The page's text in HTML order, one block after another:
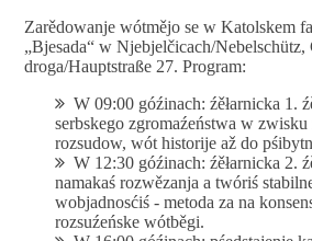
Zarědowanje wótmějo se w Katolskem
„Bjesada“ w Njebjelčicach/Nebelschütz,
droga/Hauptstraße 27. Program:
W 09:00 góźinach: źěłarnicka 1.
serbskego zgromaźeństwa w zwisku
rozsudow, wót historije až do
W 12:30 góźinach: źěłarnicka 2.
namakaś rozwězanja a twóriś
wobjadnosćiś - metoda za na
rozsuźeńske wótběgi.